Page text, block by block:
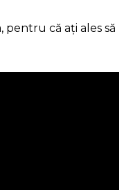
pentru că ați ales să